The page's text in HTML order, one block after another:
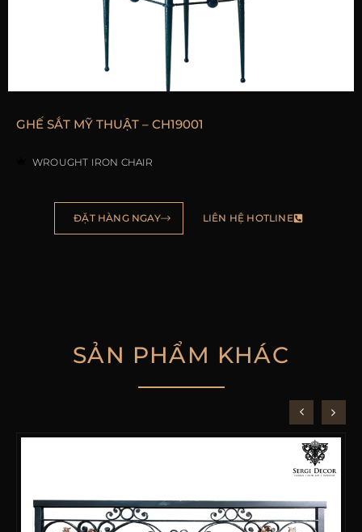
GHẾ SẮT MỸ THUẬT – CH19001
WROUGHT IRON CHAIR
ĐẶT HÀNG NGAY LIÊN HỆ HOTLINE
SẢN PHẨM KHÁC